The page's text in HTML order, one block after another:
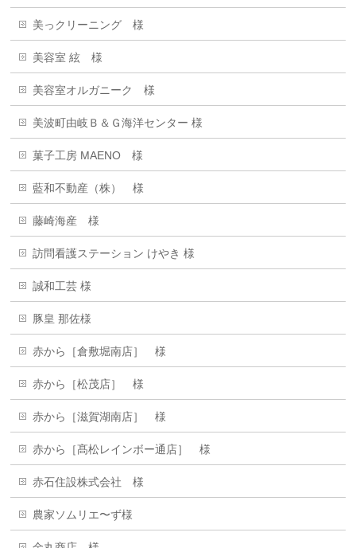
美っクリーニング 様
美容室 絃 様
美容室オルガニーク 様
美波町由岐Ｂ＆Ｇ海洋センター 様
菓子工房 MAENO 様
藍和不動産（株） 様
藤崎海産 様
訪問看護ステーション けやき 様
誠和工芸 様
豚皇 那佐様
赤から［倉敷堀南店］ 様
赤から［松茂店］ 様
赤から［滋賀湖南店］ 様
赤から［髙松レインボー通店］ 様
赤石住設株式会社 様
農家ソムリエ〜ず様